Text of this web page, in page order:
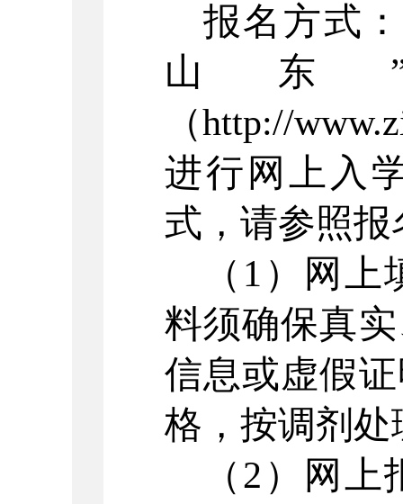
报名方式
山东
（http://
进行网上入
式，请参照
（ 1 ）网上
料须确保真
信息或虚假
格，按调剂处
（2 ）网上